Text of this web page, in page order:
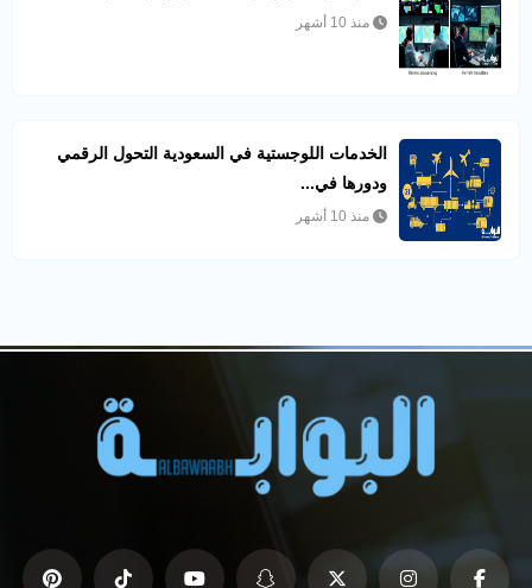
منذ 10 أشهر
الخدمات اللوجستية في السعودية التحول الرقمي
ودورها في...
منذ 10 أشهر